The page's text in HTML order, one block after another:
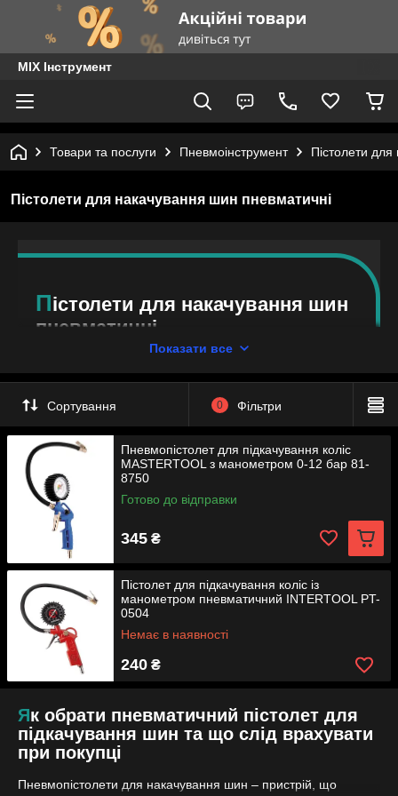
MIX Інструмент
Товари та послуги Пневмоінструмент Пістолети
Пістолети для накачування шин пневматичні
Пістолети для накачування шин
пневматичні
На сайті інтернет-компанії «MIX
Інструмент» Ви знайдете пневмопістолети
для накачування шин за доступною ціною
До каталогу
Показати все
Сортування 0 Фільтри
Пневмопістолет для підкачування коліс
MASTERTOOL з манометром 0-12 бар 81-
8750
Готово до відправки
345 ₴
Пістолет для підкачування коліс із
манометром пневматичний INTERTOOL PT-
0504
Немає в наявності
240 ₴
Як обрати пневматичний пістолет для
підкачування шин та що слід врахувати
при покупці
Пневмопістолети для накачування шин – пристрій, що